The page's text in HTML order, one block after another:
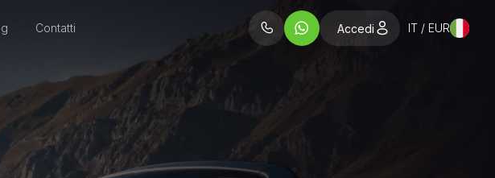
Contatti Accedi IT / EUR